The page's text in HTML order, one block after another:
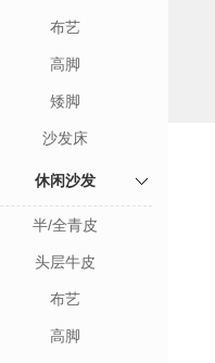
布艺
高脚
矮脚
沙发床
休闲沙发
半/全青皮
头层牛皮
布艺
高脚